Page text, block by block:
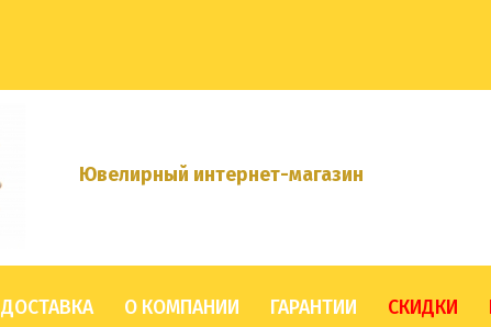
Ювелирный интернет-магазин
ДОСТАВКА О КОМПАНИИ ГАРАНТИИ СКИДКИ